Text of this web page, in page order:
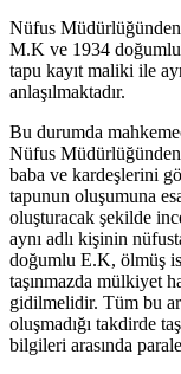
Nüfus Müdürlüğünden
M.K ve 1934
tapu kayıt maliki ile
anlaşılmaktadır.
Bu durumda
Nüfus
baba ve kardeşlerini
tapunun oluşumuna
oluşturacak şekilde
aynı adlı kişinin
doğumlu E.K, ölmüş
taşınmazda mülkiyet
gidilmelidir. Tüm bu
oluşmadığı takdirde
bilgileri arasında